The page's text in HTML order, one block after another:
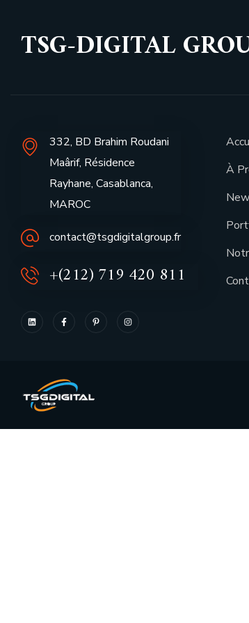
TSG-DIGITAL
332, BD Brahim Roudani
Maârif, Résidence
Rayhane, Casablanca,
MAROC
contact@tsgdigitalgroup.fr
+(212) 719 420 811
À